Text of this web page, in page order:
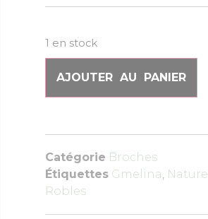
1 en stock
AJOUTER AU PANIER
Catégorie Broches
Étiquettes Gmelina,
Robles